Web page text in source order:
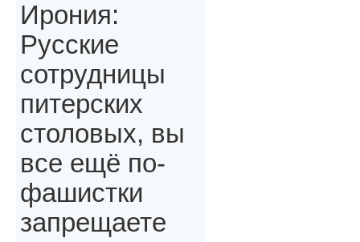
Ирония:
Русские
сотрудницы
питерских
столовых, вы
все ещё по-
фашистки
запрещаете